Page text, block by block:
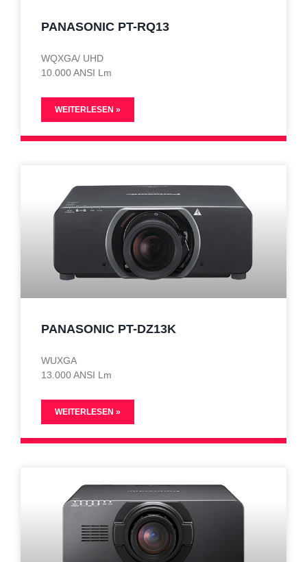
PANASONIC PT-RQ13
WQXGA/ UHD
10.000 ANSI Lm
WEITERLESEN »
PANASONIC PT-DZ13K
WUXGA
13.000 ANSI Lm
WEITERLESEN »